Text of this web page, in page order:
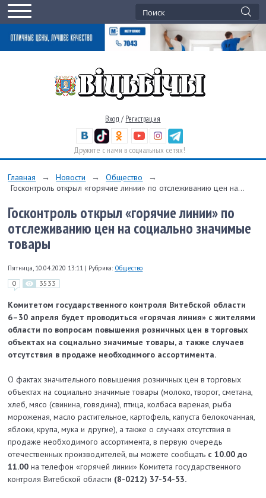
Вход / Регистрация
Дружите с нами в социальных сетях!
Главная → Новости → Общество
→
Госконтроль открыл «горячие линии» по отслеживанию цен на...
Госконтроль открыл «горячие линии» по
отслеживанию цен на социально значимые
товары
Пятница, 10.04.2020 13:11 | Рубрика: Общество
0 3533
Комитетом государственного контроля Витебской области
6–30 апреля будет проводиться «горячая линия» с жителями
области по вопросам повышения розничных цен в торговых
объектах на социально значимые товары, а также случаев
отсутствия в продаже необходимого ассортимента.
О фактах значительного повышения розничных цен в торговых
объектах на социально значимые товары (молоко, творог, сметана,
хлеб, мясо (свинина, говядина), птица, колбаса вареная, рыба
мороженая, масло растительное, картофель, капуста белокочанная,
яблоки, крупа, мука и другие), а также о случаях отсутствия в
продаже необходимого ассортимента, в первую очередь
отечественных производителей, вы можете сообщать с 10.00 до
11.00 на телефон «горячей линии» Комитета государственного
контроля Витебской области (8-0212) 37-54-53.